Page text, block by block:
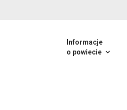
Informacje
o powiecie